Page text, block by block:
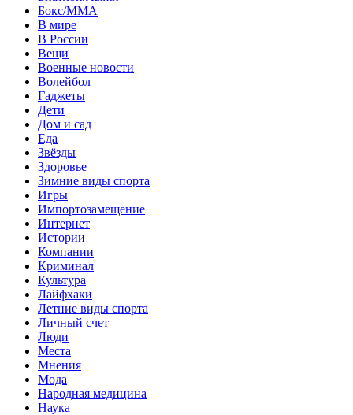
Бокс/MMA
В мире
В России
Вещи
Военные новости
Волейбол
Гаджеты
Дети
Дом и сад
Еда
Звёзды
Здоровье
Зимние виды спорта
Игры
Импортозамещение
Интернет
Истории
Компании
Криминал
Культура
Лайфхаки
Летние виды спорта
Личный счет
Люди
Места
Мнения
Мода
Народная медицина
Наука